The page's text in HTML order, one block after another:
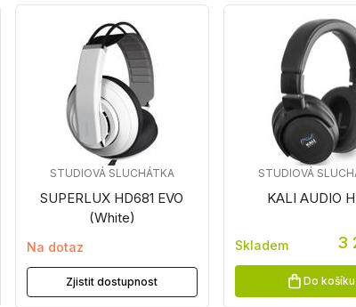
SUPERLUX HD681 EVO
(White)
STUDIOVÁ SLUCHÁTKA
Na dotaz
Zjistit dostupnost
KALI AUDIO
STUDIOVÁ
Skladem 3
Do košíku